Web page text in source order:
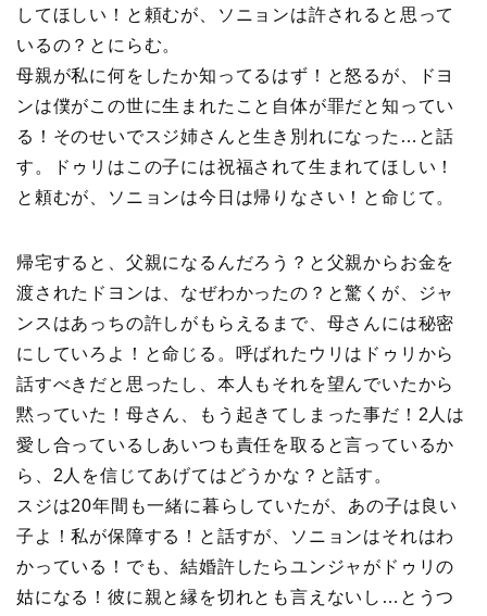
してほしい！と頼むが、ソニョンは許されると思って
いるの？とにらむ。
母親が私に何をしたか知ってるはず！と怒るが、ドヨ
ンは僕がこの世に生まれたこと自体が罪だと知ってい
る！そのせいでスジ姉さんと生き別れになった…と話
す。ドゥリはこの子には祝福されて生まれてほしい！
と頼むが、ソニョンは今日は帰りなさい！と命じて。
帰宅すると、父親になるんだろう？と父親からお金を
渡されたドヨンは、なぜわかったの？と驚くが、ジャ
ンスはあっちの許しがもらえるまで、母さんには秘密
にしていろよ！と命じる。呼ばれたウリはドゥリから
話すべきだと思ったし、本人もそれを望んでいたから
黙っていた！母さん、もう起きてしまった事だ！2人は
愛し合っているしあいつも責任を取ると言っているか
ら、2人を信じてあげてはどうかな？と話す。
スジは20年間も一緒に暮らしていたが、あの子は良い
子よ！私が保障する！と話すが、ソニョンはそれはわ
かっている！でも、結婚許したらユンジャがドゥリの
姑になる！彼に親と縁を切れとも言えないし…とうつ